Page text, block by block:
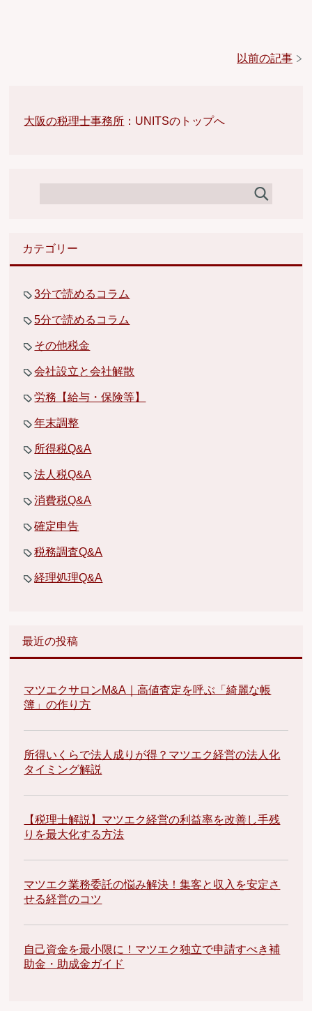
以前の記事
大阪の税理士事務所 ：UNITSのトップへ
カテゴリー
3分で読めるコラム
5分で読めるコラム
その他税金
会社設立と会社解散
労務【給与・保険等】
年末調整
所得税Q&A
法人税Q&A
消費税Q&A
確定申告
税務調査Q&A
経理処理Q&A
最近の投稿
マツエクサロンM&A｜高値査定を呼ぶ「綺麗な帳
簿」の作り方
所得いくらで法人成りが得？マツエク経営の法人化
タイミング解説
【税理士解説】マツエク経営の利益率を改善し手残
りを最大化する方法
マツエク業務委託の悩み解決！集客と収入を安定さ
せる経営のコツ
自己資金を最小限に！マツエク独立で申請すべき補
助金・助成金ガイド